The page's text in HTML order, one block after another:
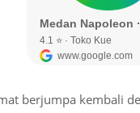
berjumpa kembali